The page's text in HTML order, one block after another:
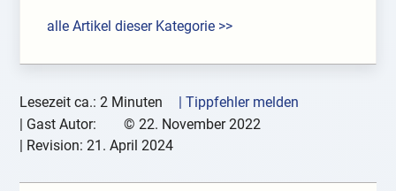
alle Artikel dieser Kategorie >>
Lesezeit ca.: 2 Minuten
| Tippfehler melden
Gast Autor: © 22. November 2022
| Revision:21. April 2024